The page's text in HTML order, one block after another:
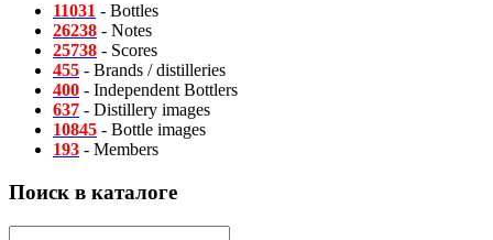
11031 - Bottles
26238 - Notes
25738 - Scores
455 - Brands / distilleries
400 - Independent Bottlers
637 - Distillery images
10845 - Bottle images
193 - Members
Поиск в каталоге